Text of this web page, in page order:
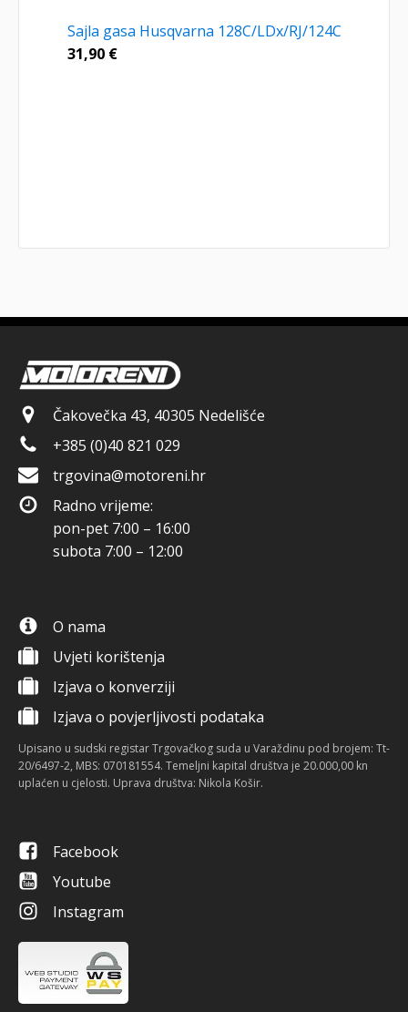
Sajla gasa Husqvarna 128C/LDx/RJ/124C
31,90 €
Čakovečka 43, 40305 Nedelišće
+385 (0)40 821 029
trgovina@motoreni.hr
Radno vrijeme:
pon-pet 7:00 – 16:00
subota 7:00 – 12:00
O nama
Uvjeti korištenja
Izjava o konverziji
Izjava o povjerljivosti podataka
Upisano u sudski registar Trgovačkog suda u Varaždinu pod brojem: Tt-
20/6497-2, MBS: 070181554. Temeljni kapital društva je 20.000,00 kn
uplaćen u cjelosti. Uprava društva: Nikola Košir.
Facebook
Youtube
Instagram